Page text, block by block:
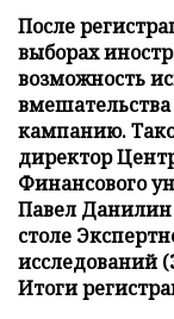
После
выборах
возможность
кампанию.
директор
Финансового
Павел
столе
исследований
Итоги